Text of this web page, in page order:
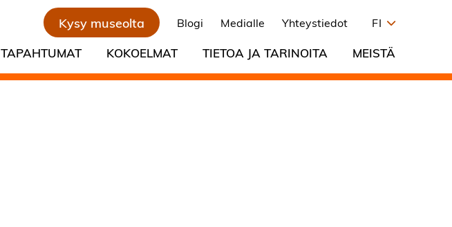
Kysy museolta Blogi Medialle Yhteystiedot FI
TAPAHTUMAT KOKOELMAT TIETOA JA TARINOITA MEISTÄ